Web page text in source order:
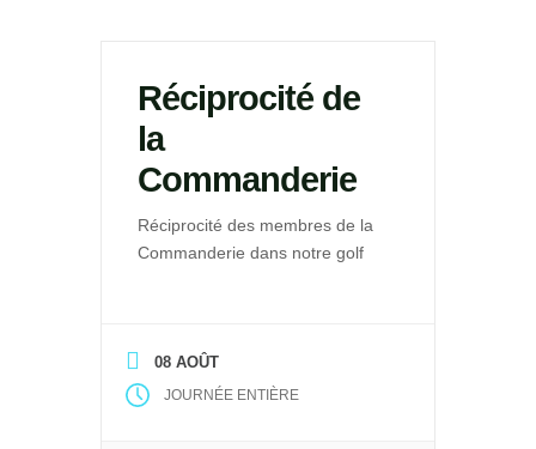
Réciprocité de
la
Commanderie
Réciprocité des membres de la
Commanderie dans notre golf
08 AOÛT
JOURNÉE ENTIÈRE